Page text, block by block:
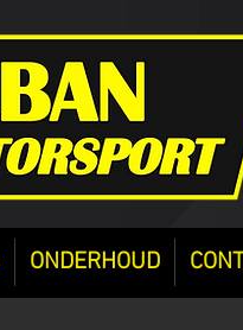
ONDERHOUD